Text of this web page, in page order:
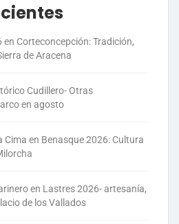
en Corteconcepción: Tradición,
de Aracena
Cudillero- Otras
en agosto
Cima en Benasque 2026: Cultura
en Lastres 2026- artesanía,
de los Vallados